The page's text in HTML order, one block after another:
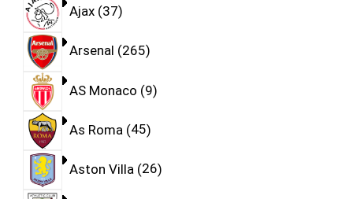
Ajax 37
Arsenal 265
AS Monaco 9
As Roma 45
Aston Villa 26